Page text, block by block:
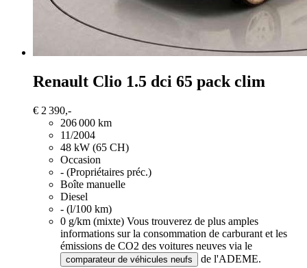
Renault Clio 1.5 dci 65 pack clim
€ 2 390,-
206 000 km
11/2004
48 kW (65 CH)
Occasion
- (Propriétaires préc.)
Boîte manuelle
Diesel
- (l/100 km)
0 g/km (mixte) Vous trouverez de plus amples
informations sur la consommation de carburant et les
émissions de CO2 des voitures neuves via le
comparateur de véhicules neufs
de l'ADEME.